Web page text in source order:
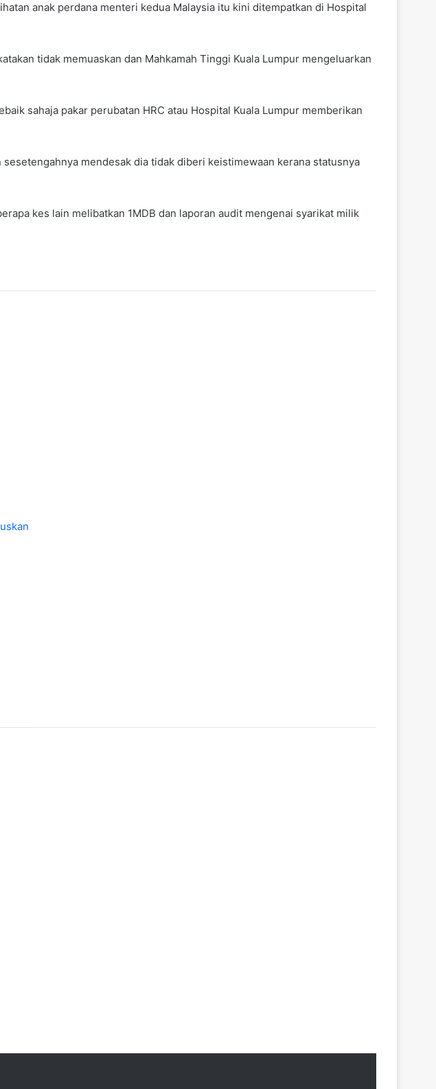
anak perdana menteri kedua Malaysia itu kini ditempatkan di Hospital
tidak memuaskan dan Mahkamah Tinggi Kuala Lumpur mengeluarkan
sahaja pakar perubatan HRC atau Hospital Kuala Lumpur memberikan
mendesak dia tidak diberi keistimewaan kerana statusnya
kes lain melibatkan 1MDB dan laporan audit mengenai syarikat milik